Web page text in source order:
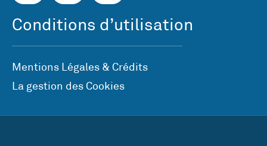
Conditions d’utilisation
Mentions Légales & Crédits
La gestion des Cookies